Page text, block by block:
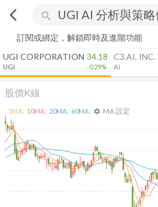
arrow_back_ios search
訂閱或綁定，解鎖即時及進階功能
UGI CORPORATION
UGI
34.18
-0.29%
C3.AI, INC.
AI
股價K線
5MA: 10MA: 20MA: 60MA: settings MA 設定